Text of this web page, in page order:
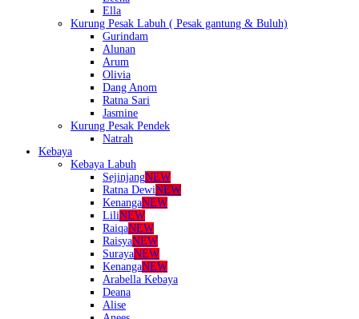
Ella
Kurung Pesak Labuh ( Pesak gantung & Buluh)
Gurindam
Alunan
Arum
Olivia
Dang Anom
Ratna Sari
Jasmine
Kurung Pesak Pendek
Natrah
Kebaya
Kebaya Labuh
SejinjangNEW
Ratna DewiNEW
KenangaNEW
LiliNEW
RaiqaNEW
RaisyaNEW
SurayaNEW
KenangaNEW
Arabella Kebaya
Deana
Alise